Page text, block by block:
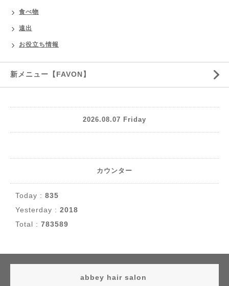
食べ物
遠出
お役立ち情報
新メニュー【FAVON】
2026.08.07 Friday
カウンター
Today : 835
Yesterday : 2018
Total : 783589
abbey hair salon